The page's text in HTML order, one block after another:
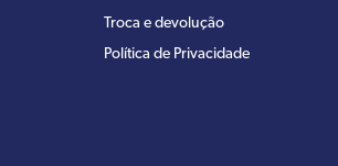
Troca e devolução
Política de Privacidade